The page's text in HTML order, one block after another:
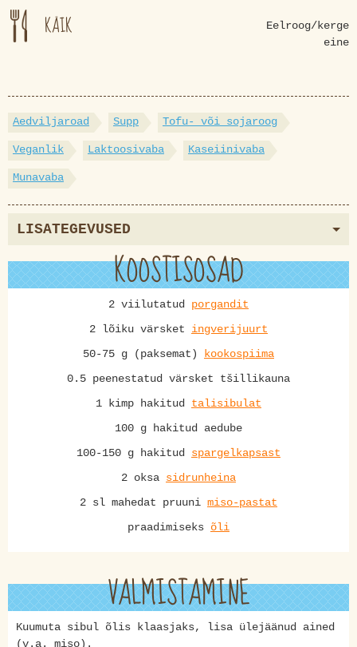
KÄIK
Eelroog/kerge
eine
Aedviljaroad Supp Tofu- või sojaroog
Veganlik Laktoosivaba Kaseiinivaba
Munavaba
LISATEGEVUSED
KOOSTISOSAD
2 viilutatud porgandit
2 lõiku värsket ingverijuurt
50-75 g (paksemat)
kookospiima
0.5 peenestatud värsket tšillikauna
1 kimp hakitud talisibulat
100 g hakitud aedube
100-150 g hakitud spargelkapsast
2 oksa sidrunheina
2 sl mahedat pruuni miso-pastat
praadimiseks õli
VALMISTAMINE
Kuumuta sibul õlis klaasjaks, lisa ülejäänud ained
(v.a. miso).